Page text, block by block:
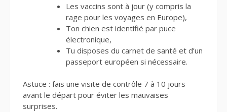
Les vaccins sont à jour (y compris la
rage pour les voyages en Europe),
Ton chien est identifié par puce
électronique,
Tu disposes du carnet de santé et d’un
passeport européen si nécessaire.
Astuce : fais une visite de contrôle 7 à 10 jours
avant le départ pour éviter les mauvaises
surprises.